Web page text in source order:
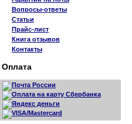
Вопросы-ответы
Статьи
Прайс-лист
Книга отзывов
Контакты
Оплата